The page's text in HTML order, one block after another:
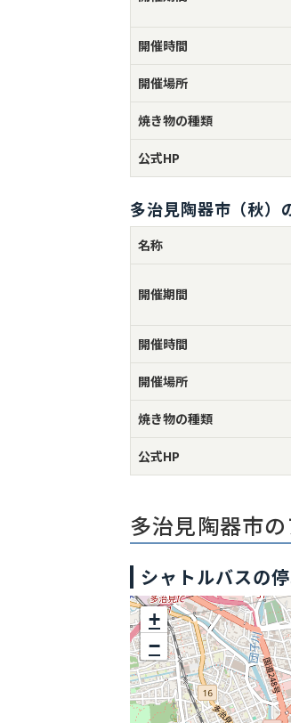
開催時間
開催場所
焼き物の種類
公式HP
多治見陶器市（秋）
名称
開催期間
開催時間
開催場所
焼き物の種類
公式HP
多治見陶器市
シャトルバスの
+
−